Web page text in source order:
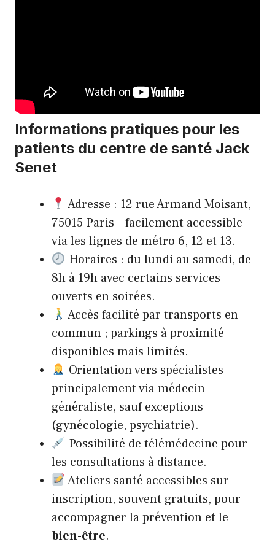
Informations pratiques pour les
patients du centre de santé Jack
Senet
Adresse : 12 rue Armand Moisant,
75015 Paris – facilement accessible
via les lignes de métro 6, 12 et 13.
Horaires : du lundi au samedi, de
8h à 19h avec certains services
ouverts en soirées.
Accès facilité par transports en
commun ; parkings à proximité
disponibles mais limités.
Orientation vers spécialistes
principalement via médecin
généraliste, sauf exceptions
(gynécologie, psychiatrie).
Possibilité de télémédecine pour
les consultations à distance.
Ateliers santé accessibles sur
inscription, souvent gratuits, pour
accompagner la prévention et le
bien-être.